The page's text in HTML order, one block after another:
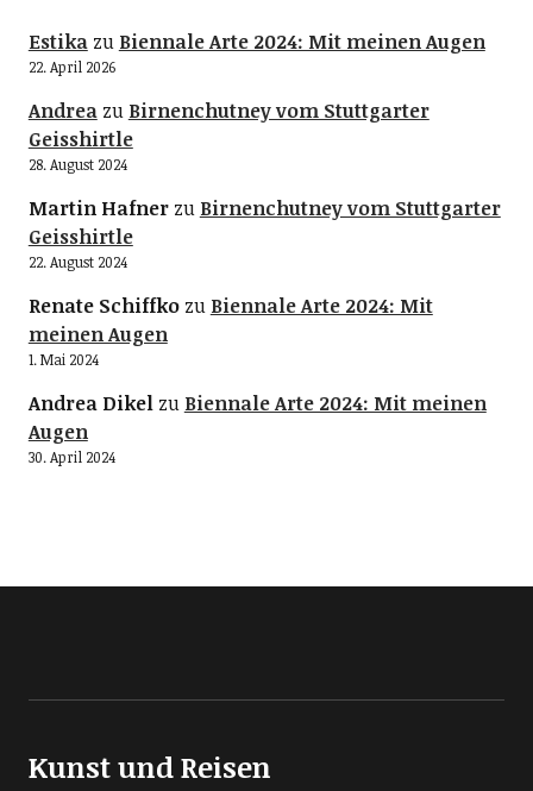
Estikazu Biennale Arte 2024: Mit meinen Augen
22. April 2026
Andreazu Birnenchutney vom Stuttgarter
Geisshirtle
28. August 2024
Martin Hafnerzu Birnenchutney vom Stuttgarter
Geisshirtle
22. August 2024
Renate Schiffkozu Biennale Arte 2024: Mit
meinen Augen
1. Mai 2024
Andrea Dikelzu Biennale Arte 2024: Mit meinen
Augen
30. April 2024
Kunst und Reisen